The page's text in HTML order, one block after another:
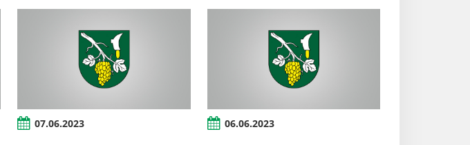
07.06.2023 06.06.2023